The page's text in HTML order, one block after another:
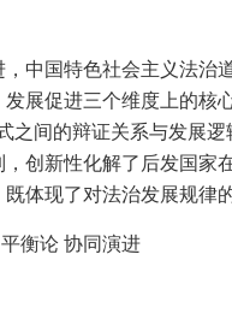
中国特色社会主义法
展促进三个维度上的
之间的辩证关系与发展
创新性化解了后发国
体现了对法治发展规律
衡论 协同演进